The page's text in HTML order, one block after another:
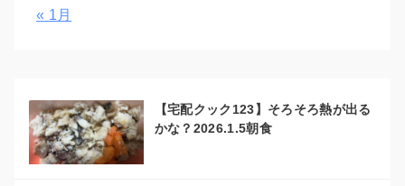
« 1月
【宅配クック123】そろそろ熱が出る
かな？2026.1.5朝食